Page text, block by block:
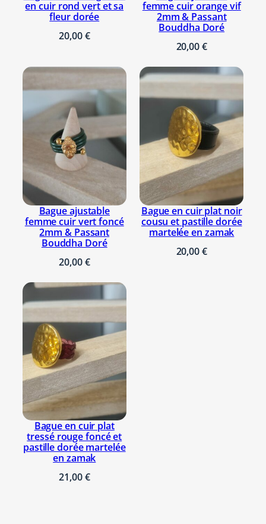
m
o
n
e
c
e
u
r
c
r
a
e
d
e
n
i
en cuir rond vert et sa
fleur dorée
20,00€
femme cuir orange vif
2mm & Passant
Bouddha Doré
20,00€
Bague ajustable
femme cuir vert foncé
2mm & Passant
Bouddha Doré
20,00€
Bague en cuir plat noir
cousu et pastille dorée
martelée en zamak
20,00€
Bague en cuir plat
tressé rouge foncé et
pastille dorée martelée
en zamak
21,00€